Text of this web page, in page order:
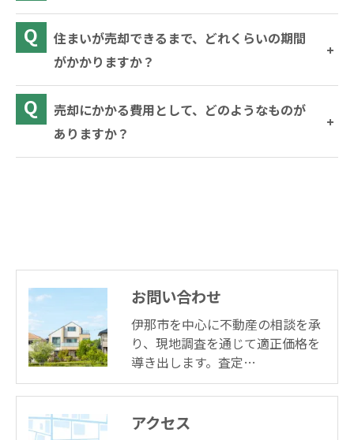
住まいが売却できるまで、どれくらいの期間
がかかりますか？
売却にかかる費用として、どのようなものが
ありますか？
お問い合わせ
伊那市を中心に不動産の相談を承
り、現地調査を通じて適正価格を
導き出します。査定…
アクセス
お問い合わせはこちら